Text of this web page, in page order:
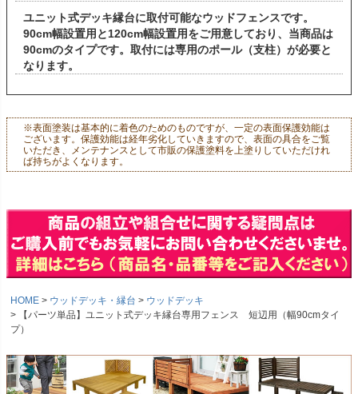
ユニット式デッキ縁台に取付可能なウッドフェンスです。
90cm幅設置用と120cm幅設置用をご用意しており、当商品は
90cmのタイプです。取付には専用のポール（支柱）が必要と
なります。
※表面塗装は基本的に着色のためのものですが、一定の表面保護効能は
ございます。保護効能は経年劣化していきますので、表面の具合をご覧
いただき、メンテナンスとして市販の保護塗料を上塗りしていただけれ
ば持ちがよくなります。
HOME ウッドデッキ・縁台
ウッドデッキ
【パーツ単品】ユニット式デッキ縁台専用フェンス 短辺用（幅90cmタイ
プ）